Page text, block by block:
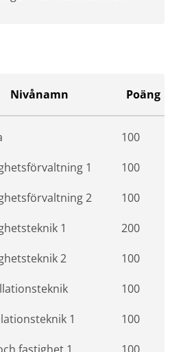
Nivånamn Poäng
100
1
100
2
100
1
200
2
100
100
1
100